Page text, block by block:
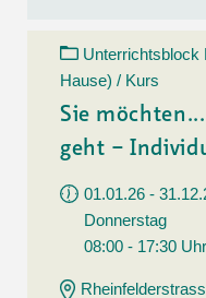
Unterrichtsblock
Hause) / Kurs
Sie
geht –
01.01.26 -
Donnerstag
08:00 - 17:30 Uhr